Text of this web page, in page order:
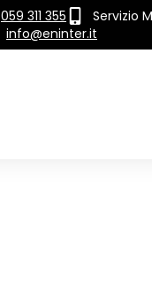
059 311 355 Servizio
info@eninter.it